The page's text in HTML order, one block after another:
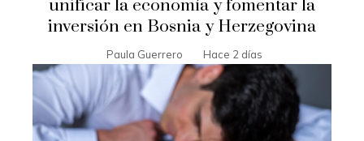
unificar la economía y fomentar la
inversión en Bosnia y Herzegovina
Paula Guerrero Hace 2 días